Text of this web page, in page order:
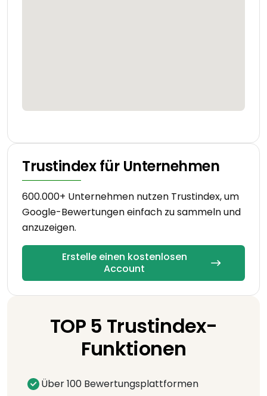
Trustindex für Unternehmen
600.000+ Unternehmen nutzen Trustindex, um
Google-Bewertungen einfach zu sammeln und
anzuzeigen.
Erstelle einen kostenlosen
Account
TOP 5 Trustindex-
Funktionen
Über 100 Bewertungsplattformen